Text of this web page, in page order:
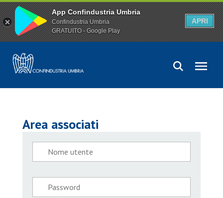
Area associati
App Confindustria Umbria
Confindustria Umbria
GRATUITO - Google Play
APRI